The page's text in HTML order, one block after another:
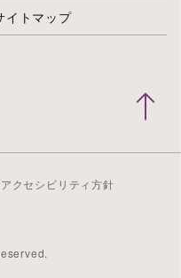
イトマップ
クセシビリティ方針